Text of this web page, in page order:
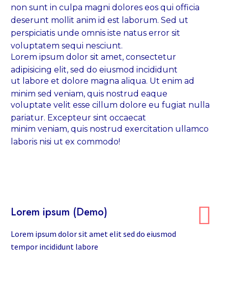
non sunt in culpa magni dolores eos qui officia
deserunt mollit anim id est laborum. Sed ut
perspiciatis unde omnis iste natus error sit
voluptatem sequi nesciunt.
Lorem ipsum dolor sit amet, consectetur
adipisicing elit, sed do eiusmod incididunt
ut labore et dolore magna aliqua. Ut enim ad
minim sed veniam, quis nostrud eaque
voluptate velit esse cillum dolore eu fugiat nulla
pariatur. Excepteur sint occaecat
minim veniam, quis nostrud exercitation ullamco
laboris nisi ut ex commodo!
Lorem ipsum (Demo)
Lorem ipsum dolor sit amet elit sed do eiusmod
tempor incididunt labore

